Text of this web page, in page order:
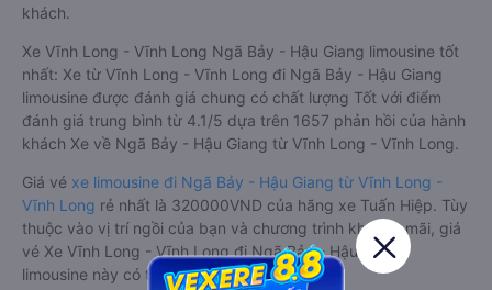
khách.
Xe Vĩnh Long - Vĩnh Long Ngã Bảy - Hậu Giang limousine tốt
nhất: Xe từ Vĩnh Long - Vĩnh Long đi Ngã Bảy - Hậu Giang
limousine được đánh giá chung có chất lượng Tốt với điểm
đánh giá trung bình từ 4.1/5 dựa trên 1657 phản hồi của hành
khách Xe về Ngã Bảy - Hậu Giang từ Vĩnh Long - Vĩnh Long.
Giá vé xe limousine đi Ngã Bảy - Hậu Giang từ Vĩnh Long -
Vĩnh Long rẻ nhất là 320000VND của hãng xe Tuấn Hiệp. Tùy
thuộc vào vị trí ngồi của bạn và chương trình khuyến mãi, giá
vé Xe Vĩnh Long - Vĩnh Long đi Ngã Bảy - Hậu Giang
limousine này có thể sẽ rẻ hơn